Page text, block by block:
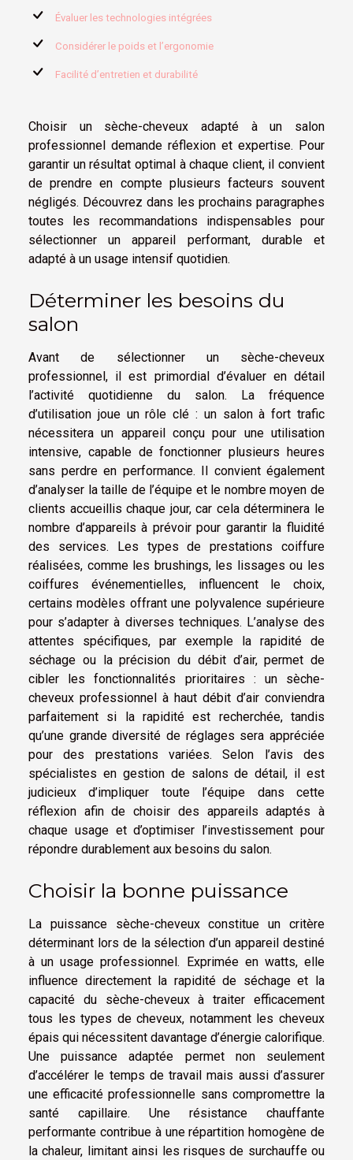
Évaluer les technologies intégrées
Considérer le poids et l’ergonomie
Facilité d’entretien et durabilité
Choisir un sèche-cheveux adapté à un salon
professionnel demande réflexion et expertise. Pour
garantir un résultat optimal à chaque client, il convient
de prendre en compte plusieurs facteurs souvent
négligés. Découvrez dans les prochains paragraphes
toutes les recommandations indispensables pour
sélectionner un appareil performant, durable et
adapté à un usage intensif quotidien.
Déterminer les besoins du
salon
Avant de sélectionner un sèche-cheveux
professionnel, il est primordial d’évaluer en détail
l’activité quotidienne du salon. La fréquence
d’utilisation joue un rôle clé : un salon à fort trafic
nécessitera un appareil conçu pour une utilisation
intensive, capable de fonctionner plusieurs heures
sans perdre en performance. Il convient également
d’analyser la taille de l’équipe et le nombre moyen de
clients accueillis chaque jour, car cela déterminera le
nombre d’appareils à prévoir pour garantir la fluidité
des services. Les types de prestations coiffure
réalisées, comme les brushings, les lissages ou les
coiffures événementielles, influencent le choix,
certains modèles offrant une polyvalence supérieure
pour s’adapter à diverses techniques. L’analyse des
attentes spécifiques, par exemple la rapidité de
séchage ou la précision du débit d’air, permet de
cibler les fonctionnalités prioritaires : un sèche-
cheveux professionnel à haut débit d’air conviendra
parfaitement si la rapidité est recherchée, tandis
qu’une grande diversité de réglages sera appréciée
pour des prestations variées. Selon l’avis des
spécialistes en gestion de salons de détail, il est
judicieux d’impliquer toute l’équipe dans cette
réflexion afin de choisir des appareils adaptés à
chaque usage et d’optimiser l’investissement pour
répondre durablement aux besoins du salon.
Choisir la bonne puissance
La puissance sèche-cheveux constitue un critère
déterminant lors de la sélection d’un appareil destiné
à un usage professionnel. Exprimée en watts, elle
influence directement la rapidité de séchage et la
capacité du sèche-cheveux à traiter efficacement
tous les types de cheveux, notamment les cheveux
épais qui nécessitent davantage d’énergie calorifique.
Une puissance adaptée permet non seulement
d’accélérer le temps de travail mais aussi d’assurer
une efficacité professionnelle sans compromettre la
santé capillaire. Une résistance chauffante
performante contribue à une répartition homogène de
la chaleur, limitant ainsi les risques de surchauffe ou